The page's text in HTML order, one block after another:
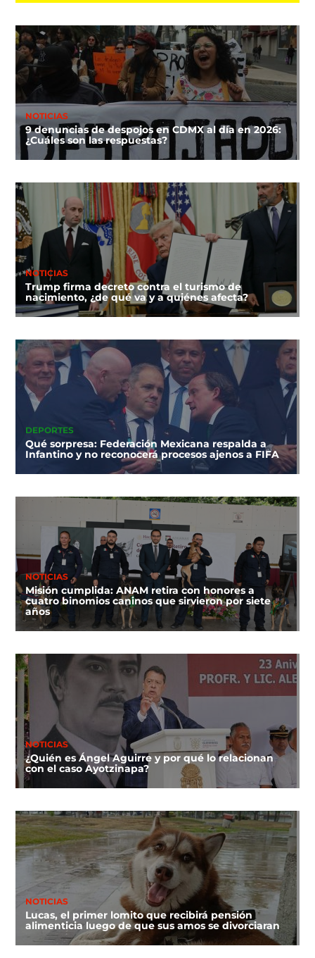
NOTICIAS
9 denuncias de despojos en CDMX al día en 2026:
¿Cuáles son las respuestas?
NOTICIAS
Trump firma decreto contra el turismo de
nacimiento, ¿de qué va y a quiénes afecta?
DEPORTES
Qué sorpresa: Federación Mexicana respalda a
Infantino y no reconocerá procesos ajenos a FIFA
NOTICIAS
Misión cumplida: ANAM retira con honores a
cuatro binomios caninos que sirvieron por siete
años
NOTICIAS
¿Quién es Ángel Aguirre y por qué lo relacionan
con el caso Ayotzinapa?
NOTICIAS
Lucas, el primer lomito que recibirá pensión
alimenticia luego de que sus amos se divorciaran